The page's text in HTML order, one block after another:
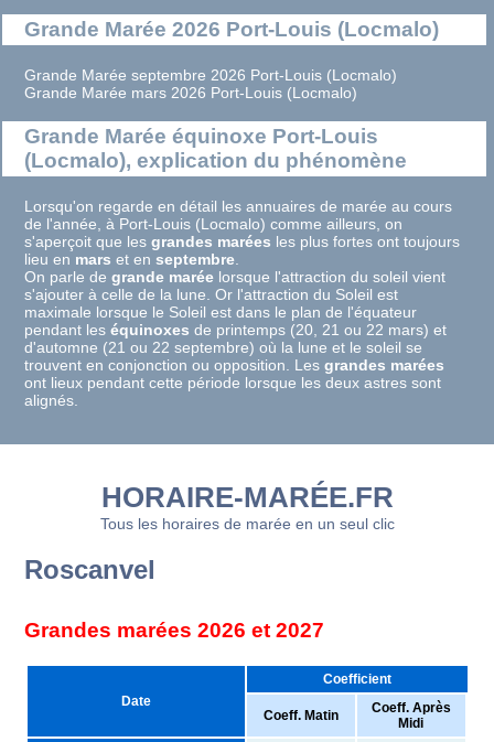
Grande Marée 2026 Port-Louis (Locmalo)
Grande Marée septembre 2026 Port-Louis (Locmalo)
Grande Marée mars 2026 Port-Louis (Locmalo)
Grande Marée équinoxe Port-Louis
(Locmalo), explication du phénomène
Lorsqu'on regarde en détail les annuaires de marée au cours
de l'année, à Port-Louis (Locmalo) comme ailleurs, on
s'aperçoit que lesgrandes marées les plus fortes ont toujours
lieu en mars et enseptembre
On parle degrande marée lorsque l'attraction du soleil vient
s'ajouter à celle de la lune. Or l'attraction du Soleil est
maximale lorsque le Soleil est dans le plan de l'équateur
pendant leséquinoxes de printemps (20, 21 ou 22 mars) et
d'automne (21 ou 22 septembre) où la lune et le soleil se
trouvent en conjonction ou opposition. Lesgrandes marées
ont lieux pendant cette période lorsque les deux astres sont
alignés.
HORAIRE-MARÉE.FR
Tous les horaires de marée en un seul clic
Roscanvel
Grandes marées 2026 et 2027
Date
Coefficient
Coeff. Matin
Coeff. Après
Midi